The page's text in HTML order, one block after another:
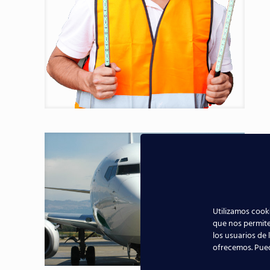
Os
Utilizamos
que nos
los usuarios de
ofrecemos.